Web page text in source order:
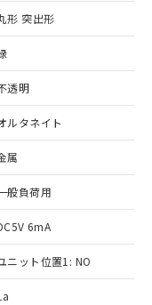
形 突出形
透明
ルタネイト
属
般負荷用
6mA
ニット位置1: NO